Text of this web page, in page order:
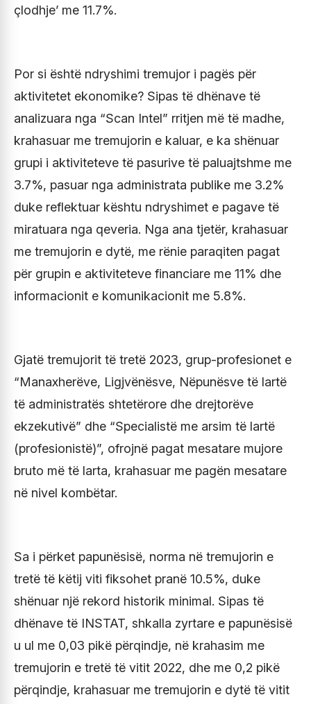
çlodhje’ me 11.7%.
Por si është ndryshimi tremujor i pagës për
aktivitetet ekonomike? Sipas të dhënave të
analizuara nga “Scan Intel” rritjen më të madhe,
krahasuar me tremujorin e kaluar, e ka shënuar
grupi i aktiviteteve të pasurive të paluajtshme me
3.7%, pasuar nga administrata publike me 3.2%
duke reflektuar kështu ndryshimet e pagave të
miratuara nga qeveria. Nga ana tjetër, krahasuar
me tremujorin e dytë, me rënie paraqiten pagat
për grupin e aktiviteteve financiare me 11% dhe
informacionit e komunikacionit me 5.8%.
Gjatë tremujorit të tretë 2023, grup-profesionet e
“Manaxherëve, Ligjvënësve, Nëpunësve të lartë
të administratës shtetërore dhe drejtorëve
ekzekutivë” dhe “Specialistë me arsim të lartë
(profesionistë)”, ofrojnë pagat mesatare mujore
bruto më të larta, krahasuar me pagën mesatare
në nivel kombëtar.
Sa i përket papunësisë, norma në tremujorin e
tretë të këtij viti fiksohet pranë 10.5%, duke
shënuar një rekord historik minimal. Sipas të
dhënave të INSTAT, shkalla zyrtare e papunësisë
u ul me 0,03 pikë përqindje, në krahasim me
tremujorin e tretë të vitit 2022, dhe me 0,2 pikë
përqindje, krahasuar me tremujorin e dytë të vitit